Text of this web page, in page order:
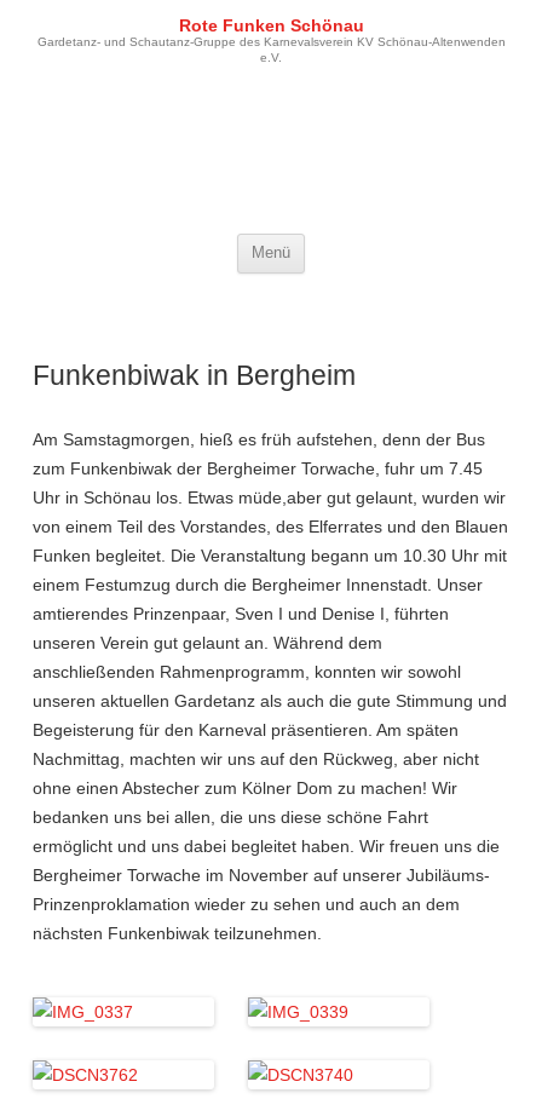
Rote Funken Schönau
Gardetanz- und Schautanz-Gruppe des Karnevalsverein KV Schönau-Altenwenden
e.V.
Menü
Funkenbiwak in Bergheim
Am Samstagmorgen, hieß es früh aufstehen, denn der Bus
zum Funkenbiwak der Bergheimer Torwache, fuhr um 7.45
Uhr in Schönau los. Etwas müde,aber gut gelaunt, wurden wir
von einem Teil des Vorstandes, des Elferrates und den Blauen
Funken begleitet. Die Veranstaltung begann um 10.30 Uhr mit
einem Festumzug durch die Bergheimer Innenstadt. Unser
amtierendes Prinzenpaar, Sven I und Denise I, führten
unseren Verein gut gelaunt an. Während dem
anschließenden Rahmenprogramm, konnten wir sowohl
unseren aktuellen Gardetanz als auch die gute Stimmung und
Begeisterung für den Karneval präsentieren. Am späten
Nachmittag, machten wir uns auf den Rückweg, aber nicht
ohne einen Abstecher zum Kölner Dom zu machen! Wir
bedanken uns bei allen, die uns diese schöne Fahrt
ermöglicht und uns dabei begleitet haben. Wir freuen uns die
Bergheimer Torwache im November auf unserer Jubiläums-
Prinzenproklamation wieder zu sehen und auch an dem
nächsten Funkenbiwak teilzunehmen.